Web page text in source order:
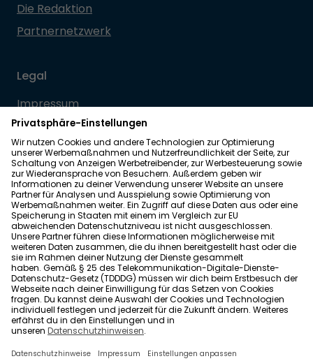
Die Redaktion
Partnernetzwerk
Legal
Impressum
Datenschutz
Allgemeine Geschäftsbedingungen
Barrierefreiheit
Wohnglück folgen